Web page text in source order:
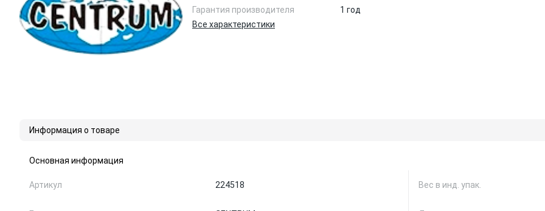
Гарантия производителя
1 год
Все характеристики
Информация о товаре
Основная информация
Артикул 224518 Вес в инд. упак.